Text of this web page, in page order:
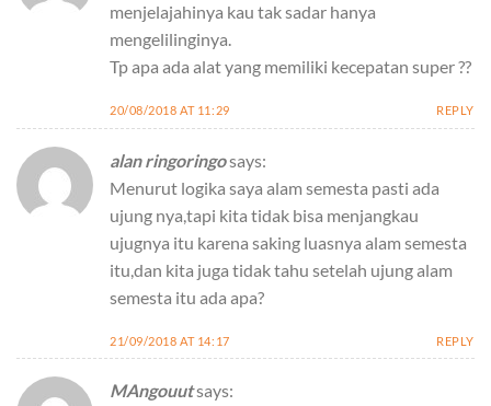
menjelajahinya kau tak sadar hanya
mengelilinginya.
Tp apa ada alat yang memiliki kecepatan super ??
20/08/2018 AT 11:29 REPLY
alan ringoringosays:
Menurut logika saya alam semesta pasti ada
ujung nya,tapi kita tidak bisa menjangkau
ujugnya itu karena saking luasnya alam semesta
itu,dan kita juga tidak tahu setelah ujung alam
semesta itu ada apa?
21/09/2018 AT 14:17 REPLY
MAngouutsays: